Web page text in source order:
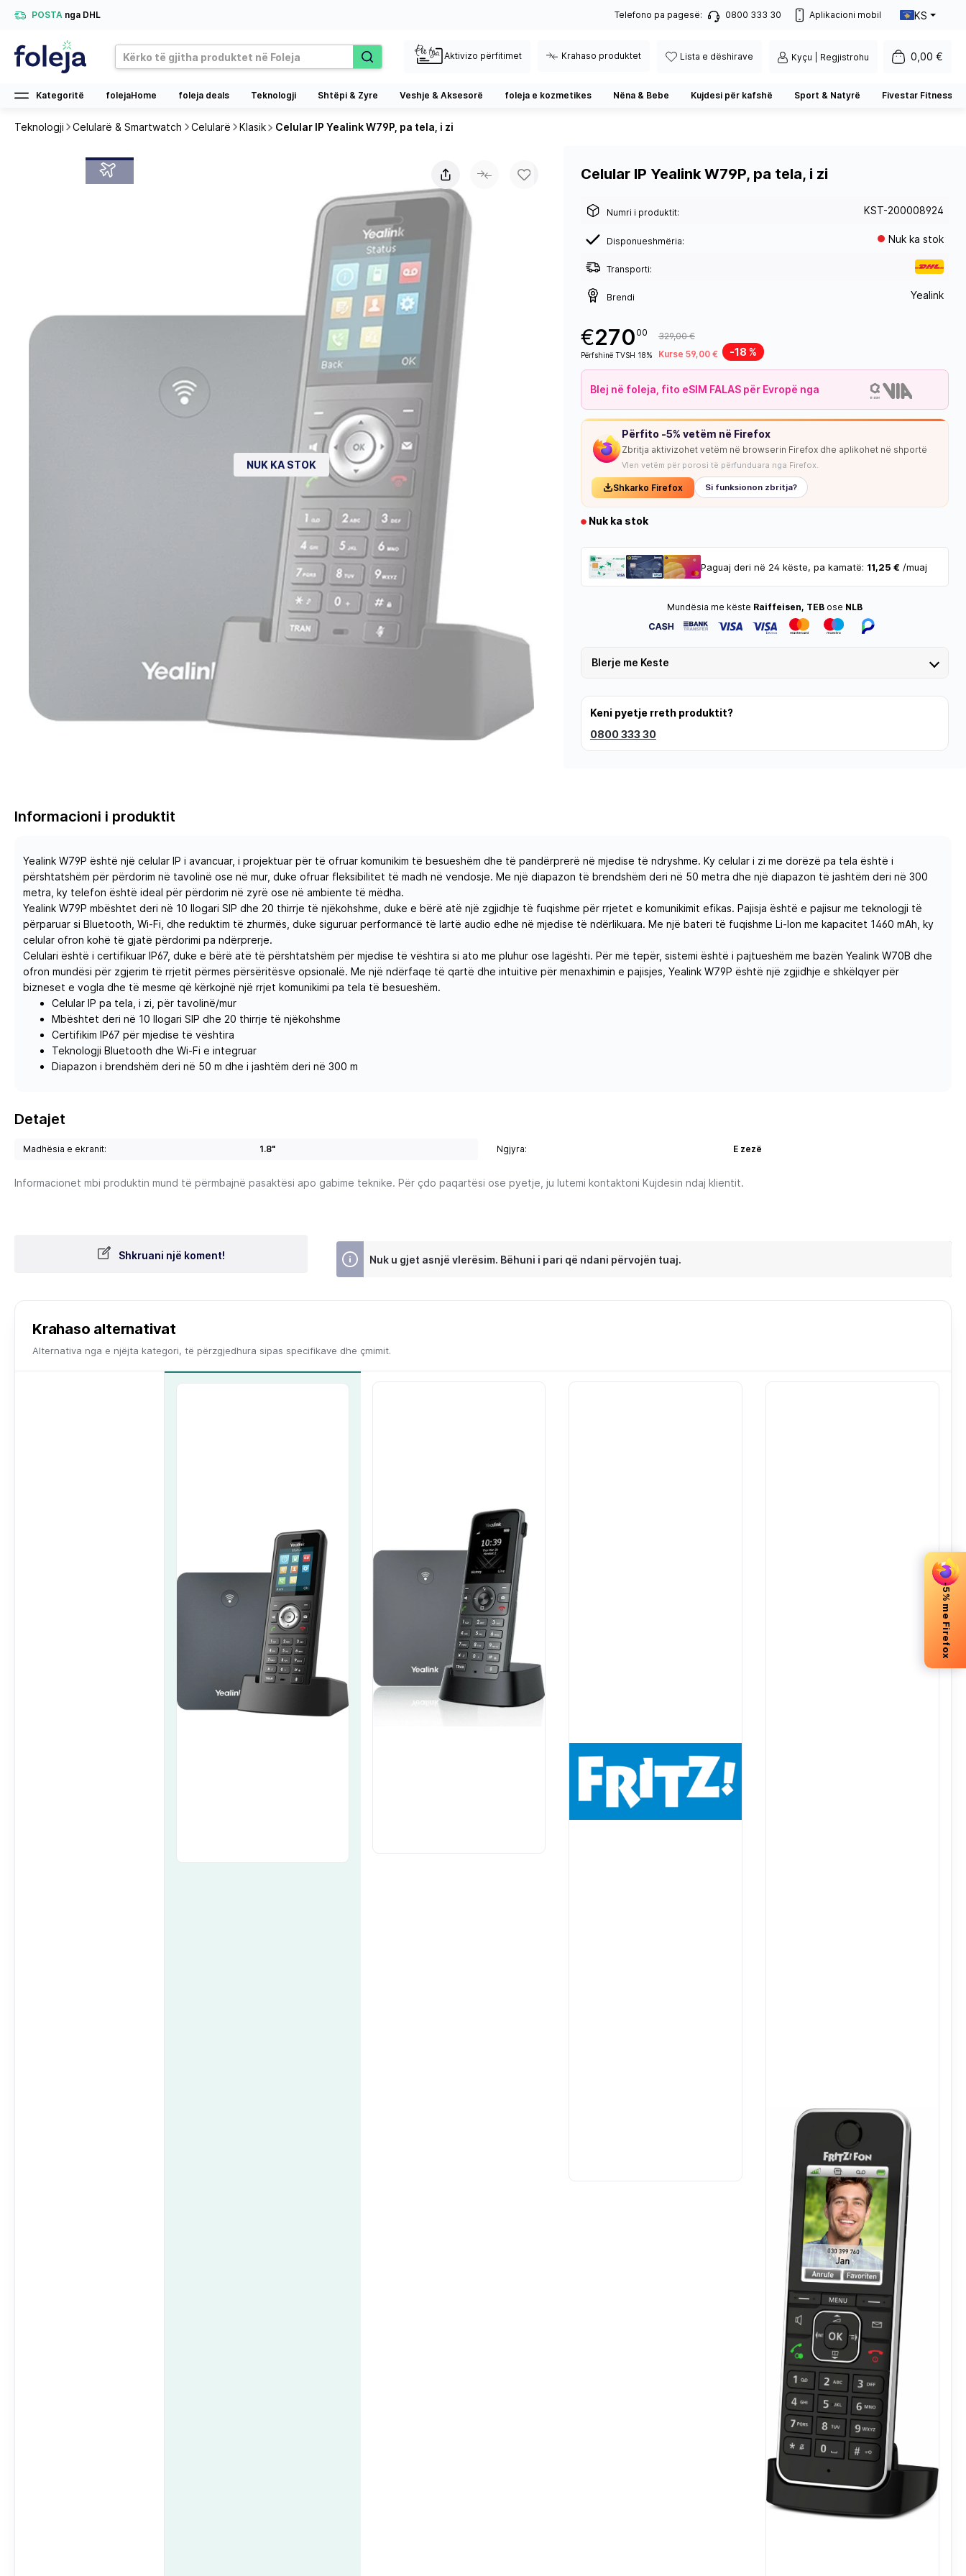
POSTA nga DHL Telefono pa pagesë: 0800 333 30 Aplikacioni mobil KS
Aktivizo përfitimet Krahaso produktet Lista e dëshirave Kyçu | Regjistrohu 0,00 €
Kategoritë folejaHome foleja deals Teknologji Shtëpi & Zyre Veshje & Aksesorë foleja e kozmetikes Nëna & Bebe Kujdesi për kafshë Sport & Natyrë Fivestar Fitness
Teknologji Celularë & Smartwatch Celularë Klasik Celular IP Yealink W79P, pa tela, i zi
NUK KA STOK
Celular IP Yealink W79P, pa tela, i zi
Numri i produktit: KST-200008924
Disponueshmëria: Nuk ka stok
Transporti:
Brendi Yealink
€270 00
Përfshinë TVSH 18%
329,00 €
Kurse 59,00 €
-18 %
Blej në foleja, fito eSIM FALAS për Evropë nga
Përfito -5% vetëm në Firefox
Zbritja aktivizohet vetëm në browserin Firefox dhe aplikohet në shportë
Vlen vetëm për porosi të përfunduara nga Firefox.
Shkarko Firefox Si funksionon zbritja?
Nuk ka stok
Paguaj deri në 24 këste, pa kamatë: 11,25 € /muaj
-5% me Firefox
Mundësia me këste Raiffeisen, TEB ose NLB
Blerje me Keste
Keni pyetje rreth produktit?
0800 333 30
Informacioni i produktit
Yealink W79P është një celular IP i avancuar, i projektuar për të ofruar komunikim të besueshëm dhe të pandërprerë në mjedise të ndryshme. Ky celular i zi me dorëzë pa tela është i
përshtatshëm për përdorim në tavolinë ose në mur, duke ofruar fleksibilitet të madh në vendosje. Me një diapazon të brendshëm deri në 50 metra dhe një diapazon të jashtëm deri në 300
metra, ky telefon është ideal për përdorim në zyrë ose në ambiente të mëdha.
Yealink W79P mbështet deri në 10 llogari SIP dhe 20 thirrje të njëkohshme, duke e bërë atë një zgjidhje të fuqishme për rrjetet e komunikimit efikas. Pajisja është e pajisur me teknologji të
përparuar si Bluetooth, Wi-Fi, dhe reduktim të zhurmës, duke siguruar performancë të lartë audio edhe në mjedise të ndërlikuara. Me një bateri të fuqishme Li-Ion me kapacitet 1460 mAh, ky
celular ofron kohë të gjatë përdorimi pa ndërprerje.
Celulari është i certifikuar IP67, duke e bërë atë të përshtatshëm për mjedise të vështira si ato me pluhur ose lagështi. Për më tepër, sistemi është i pajtueshëm me bazën Yealink W70B dhe
ofron mundësi për zgjerim të rrjetit përmes përsëritësve opsionalë. Me një ndërfaqe të qartë dhe intuitive për menaxhimin e pajisjes, Yealink W79P është një zgjidhje e shkëlqyer për
bizneset e vogla dhe të mesme që kërkojnë një rrjet komunikimi pa tela të besueshëm.
Celular IP pa tela, i zi, për tavolinë/mur
Mbështet deri në 10 llogari SIP dhe 20 thirrje të njëkohshme
Certifikim IP67 për mjedise të vështira
Teknologji Bluetooth dhe Wi-Fi e integruar
Diapazon i brendshëm deri në 50 m dhe i jashtëm deri në 300 m
Detajet
Madhësia e ekranit: 1.8" Ngjyra: E zezë
Informacionet mbi produktin mund të përmbajnë pasaktësi apo gabime teknike. Për çdo paqartësi ose pyetje, ju lutemi kontaktoni Kujdesin ndaj klientit.
Shkruani një koment! Nuk u gjet asnjë vlerësim. Bëhuni i pari që ndani përvojën tuaj.
Krahaso alternativat
Alternativa nga e njëjta kategori, të përzgjedhura sipas specifikave dhe çmimit.